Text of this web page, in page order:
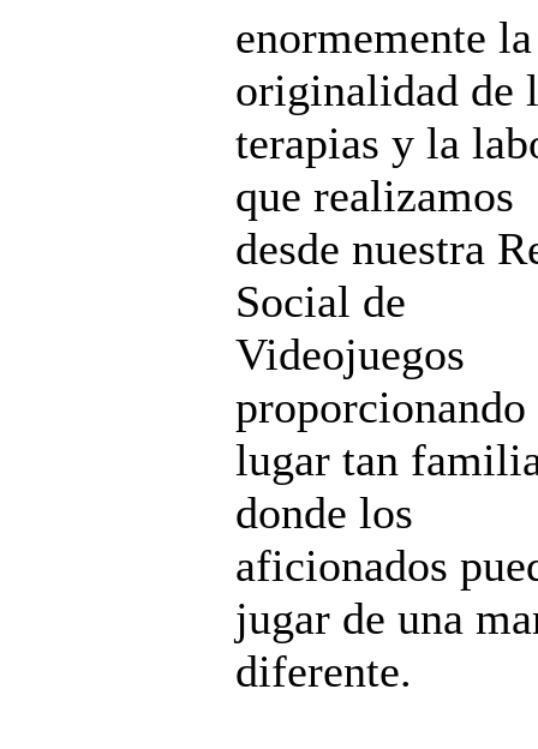
enormemente la
originalidad de
terapias y la
que realizamos
desde nuestra
Social de
Videojuegos
proporcionando
lugar tan
donde los
aficionados
jugar de una
diferente.